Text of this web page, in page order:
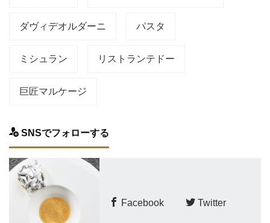
ダヴィデオルダーニ パスタ
ミシュラン リストランテドー
巨匠マルケージ
SNSでフォローする
Facebook Twitter